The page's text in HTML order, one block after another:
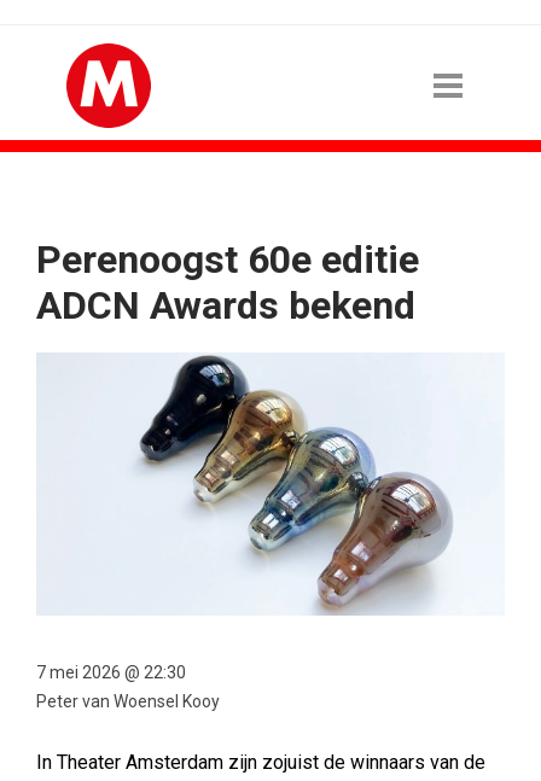
Perenoogst 60e editie
ADCN Awards bekend
7 mei 2026 @ 22:30
Peter van Woensel Kooy
In Theater Amsterdam zijn zojuist de winnaars van de